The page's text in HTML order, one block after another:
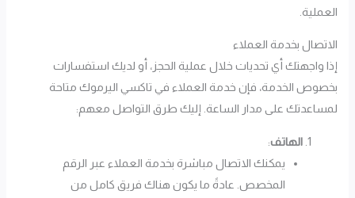
العملية.
الاتصال بخدمة العملاء
إذا واجهتك أي تحديات خلال عملية الحجز، أو لديك استفسارات
بخصوص الخدمة، فإن خدمة العملاء في تاكسي اليرموك متاحة
لمساعدتك على مدار الساعة. إليك طرق التواصل معهم:
الهاتف:
يمكنك الاتصال مباشرة بخدمة العملاء عبر الرقم
المخصص. عادةً ما يكون هناك فريق كامل من